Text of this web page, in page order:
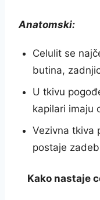
Anatomski:
Celulit se
butina,
U tkivu
kapilari imaju
Vezivna tkiva
postaje
Kako nastaje